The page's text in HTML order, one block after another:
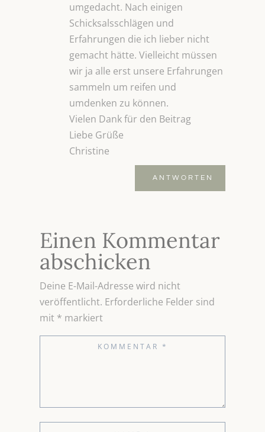
umgedacht. Nach einigen
Schicksalsschlägen und
Erfahrungen die ich lieber nicht
gemacht hätte. Vielleicht müssen
wir ja alle erst unsere Erfahrungen
sammeln um reifen und
umdenken zu können.
Vielen Dank für den Beitrag
Liebe Grüße
Christine
ANTWORTEN
Einen Kommentar
abschicken
Deine E-Mail-Adresse wird nicht
veröffentlicht. Erforderliche Felder sind
mit * markiert